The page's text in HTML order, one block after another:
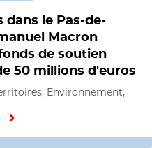
dans le Pas-de-
Macron
de soutien
50 millions d'euros
Environnement,